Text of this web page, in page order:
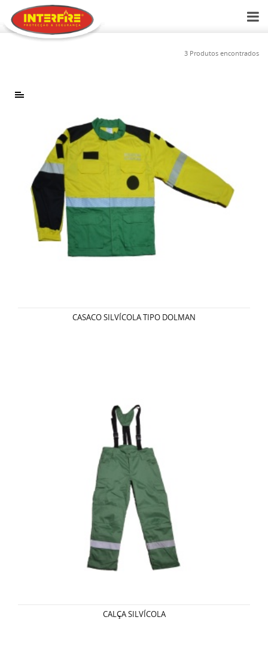
3 Produtos encontrados
CASACO SILVÍCOLA TIPO DOLMAN
CALÇA SILVÍCOLA